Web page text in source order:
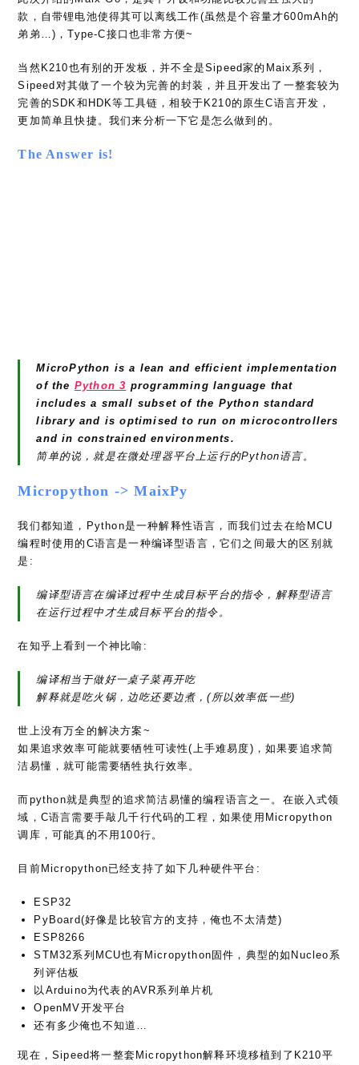
款，自带锂电池使得其可以离线工作(虽然是个容量才600mAh的
弟弟…)，Type-C接口也非常方便~
当然K210也有别的开发板，并不全是Sipeed家的Maix系列，
Sipeed对其做了一个较为完善的封装，并且开发出了一整套较为
完善的SDK和HDK等工具链，相较于K210的原生C语言开发，
更加简单且快捷。我们来分析一下它是怎么做到的。
The Answer is!
MicroPython is a lean and efficient implementation
of the Python 3 programming language that
includes a small subset of the Python standard
library and is optimised to run on microcontrollers
and in constrained environments.
简单的说，就是在微处理器平台上运行的Python语言。
Micropython -> MaixPy
我们都知道，Python是一种解释性语言，而我们过去在给MCU
编程时使用的C语言是一种编译型语言，它们之间最大的区别就
是:
编译型语言在编译过程中生成目标平台的指令，解释型语言
在运行过程中才生成目标平台的指令。
在知乎上看到一个神比喻:
编译相当于做好一桌子菜再开吃
解释就是吃火锅，边吃还要边煮，(所以效率低一些)
世上没有万全的解决方案~
如果追求效率可能就要牺牲可读性(上手难易度)，如果要追求简
洁易懂，就可能需要牺牲执行效率。
而python就是典型的追求简洁易懂的编程语言之一。在嵌入式领
域，C语言需要手敲几千行代码的工程，如果使用Micropython
调库，可能真的不用100行。
目前Micropython已经支持了如下几种硬件平台:
ESP32
PyBoard(好像是比较官方的支持，俺也不太清楚)
ESP8266
STM32系列MCU也有Micropython固件，典型的如Nucleo系
列评估板
以Arduino为代表的AVR系列单片机
OpenMV开发平台
还有多少俺也不知道…
现在，Sipeed将一整套Micropython解释环境移植到了K210平